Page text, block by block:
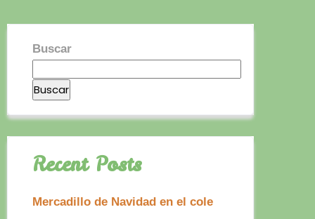
Buscar
Buscar
Recent Posts
Mercadillo de Navidad en el cole